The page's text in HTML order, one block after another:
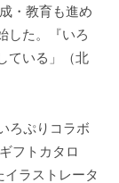
・教育も進め
した。『いろ
ている」（北
ろぷりコラボ
フトカタロ
ラストレータ